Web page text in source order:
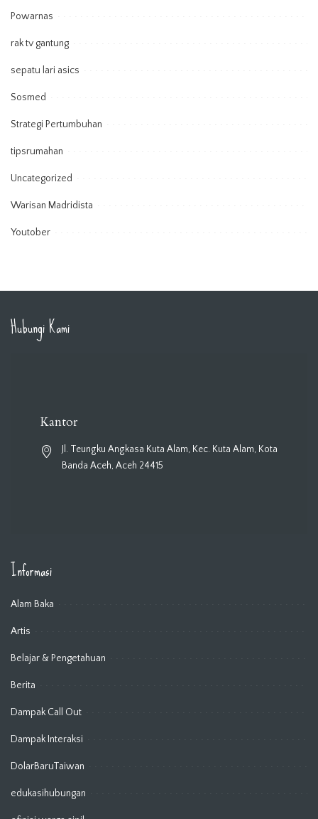
Powarnas
rak tv gantung
sepatu lari asics
Sosmed
Strategi Pertumbuhan
tipsrumahan
Uncategorized
Warisan Madridista
Youtober
Hubungi Kami
Kantor
Jl. Teungku Angkasa Kuta Alam, Kec. Kuta Alam, Kota
Banda Aceh, Aceh 24415
Informasi
Alam Baka
Artis
Belajar & Pengetahuan
Berita
Dampak Call Out
Dampak Interaksi
DolarBaruTaiwan
edukasihubungan